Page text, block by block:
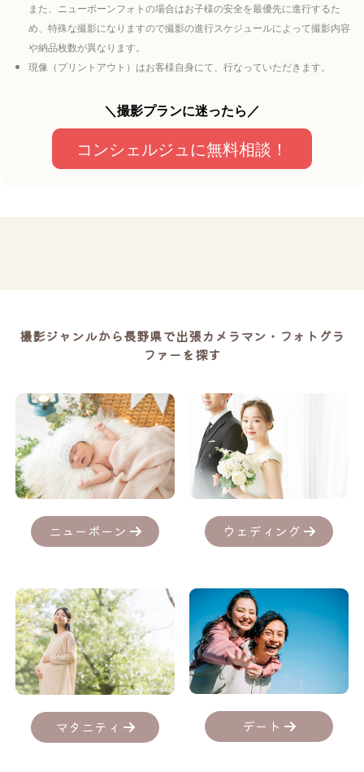
また、ニューボーンフォトの場合はお子様の安全を最優先に進行するた
め、特殊な撮影になりますので撮影の進行スケジュールによって撮影内容
や納品枚数が異なります。
現像（プリントアウト）はお客様自身にて、行なっていただきます。
＼撮影プランに迷ったら／
コンシェルジュに無料相談！
撮影ジャンルから長野県で出張カメラマン・フォトグラ
ファーを探す
ニューボーン ウェディング
マタニティ デート